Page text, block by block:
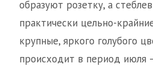
образуют розетку, а
практически цельно-
крупные, яркого голубого
происходит в период июля